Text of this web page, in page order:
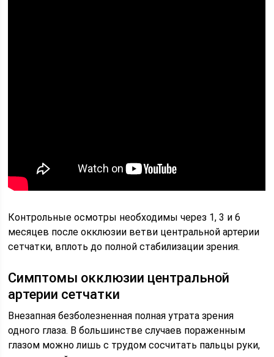
Контрольные осмотры необходимы через 1, 3 и 6
месяцев после окклюзии ветви центральной артерии
сетчатки, вплоть до полной стабилизации зрения.
Симптомы окклюзии центральной
артерии сетчатки
Внезапная безболезненная полная утрата зрения
одного глаза. В большинстве случаев пораженным
глазом можно лишь с трудом сосчитать пальцы руки,